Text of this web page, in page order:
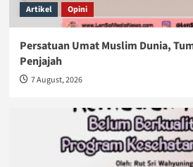
Artikel Opini
Persatuan Umat Muslim Dunia,
Penjajah
7 August, 2026